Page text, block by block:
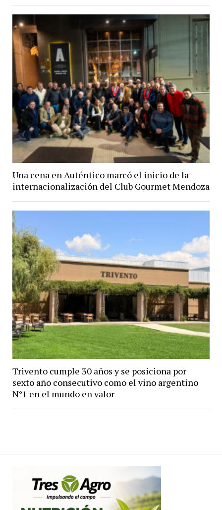
Una cena en Auténtico marcó el inicio de la
internacionalización del Club Gourmet Mendoza
Trivento cumple 30 años y se posiciona por
sexto año consecutivo como el vino argentino
N°1 en el mundo en valor